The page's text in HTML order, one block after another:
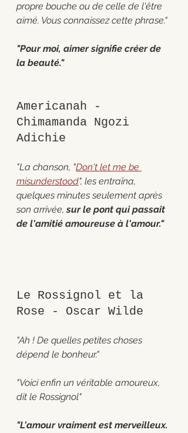
propre bouche ou de celle de l'être
aimé. Vous connaissez cette phrase."
"Pour moi, aimer signifie créer de
la beauté."
Americanah -
Chimamanda Ngozi
Adichie
"La chanson, "Don't let me be
misunderstood", les entraîna,
quelques minutes seulement après
son arrivée, sur le pont qui passait
de l'amitié amoureuse à l'amour."
Le Rossignol et la
Rose - Oscar Wilde
"Ah ! De quelles petites choses
dépend le bonheur."
"Voici enfin un véritable amoureux,
dit le Rossignol"
"L'amour vraiment est merveilleux.